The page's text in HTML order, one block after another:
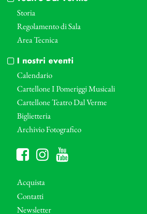
Storia
Regolamento di Sala
Area Tecnica
I nostri eventi
Calendario
Cartellone I Pomeriggi Musicali
Cartellone Teatro Dal Verme
Biglietteria
Archivio Fotografico
Acquista
Contatti
Newsletter